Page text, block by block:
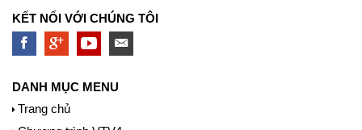
KẾT NỐI VỚI CHÚNG TÔI
DANH MỤC MENU
Trang chủ